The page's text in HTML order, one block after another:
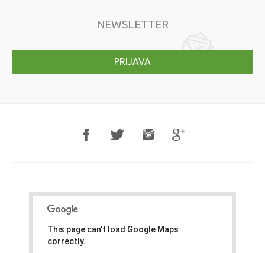
NEWSLETTER
PRIJAVA
This page can't load Google Maps
correctly.